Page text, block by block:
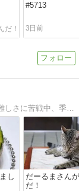
#5713
3日前
し
だーるまさん
だ！